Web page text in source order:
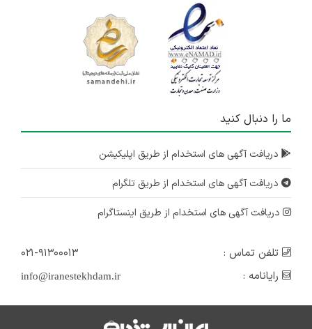
ما را دنبال کنید
دریافت آگهی های استخدام از طریق اپلیکیشن
دریافت آگهی های استخدام از طریق تلگرام
دریافت آگهی های استخدام از طریق اینستاگرام
تلفن تماس :
۰۲۱-۹۱۳۰۰۰۱۳
رایانامه :
info@iranestekhdam.ir